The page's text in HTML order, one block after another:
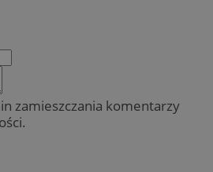
zamieszczania komentarzy